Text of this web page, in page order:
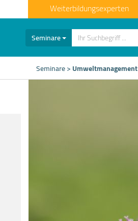
Weiterbildungsexperten
Seminare
Seminare>Umweltmanagement